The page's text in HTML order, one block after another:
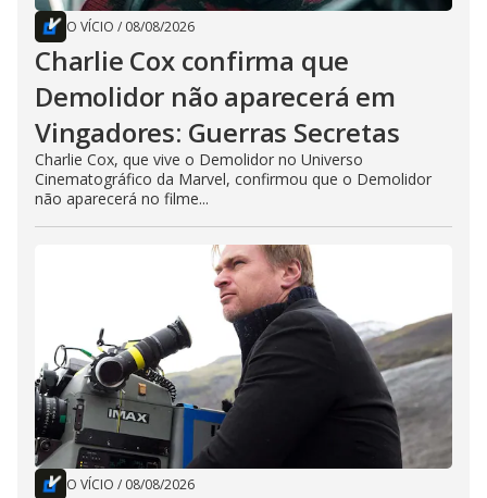
O VÍCIO / 08/08/2026
Charlie Cox confirma que
Demolidor não aparecerá em
Vingadores: Guerras Secretas
Charlie Cox, que vive o Demolidor no Universo
Cinematográfico da Marvel, confirmou que o Demolidor
não aparecerá no filme...
O VÍCIO / 08/08/2026